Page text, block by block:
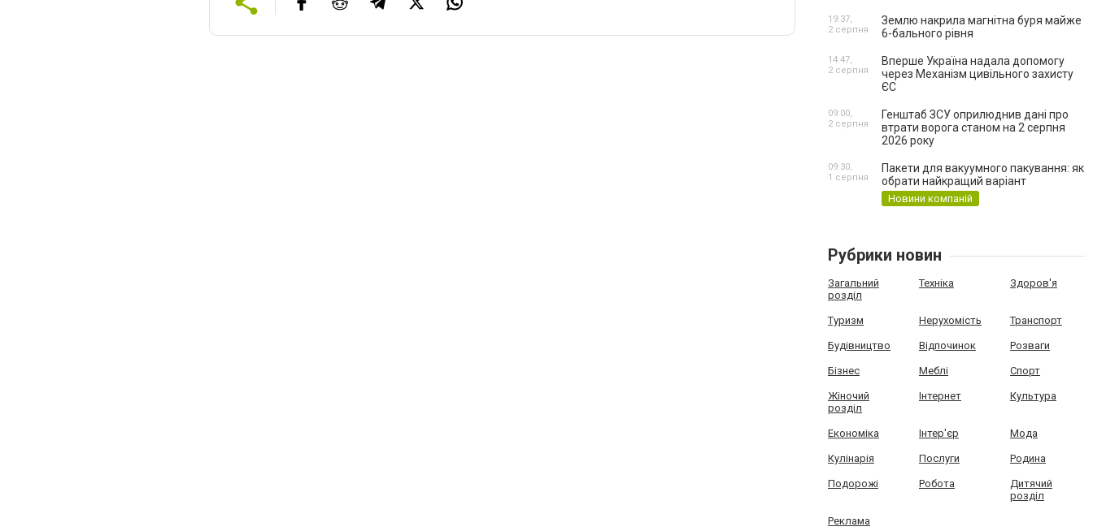
Землю накрила магнітна буря майже
6-бального рівня
19:37,
2 серпня
Вперше Україна надала допомогу
через Механізм цивільного захисту
ЄС
14:47,
2 серпня
Генштаб ЗСУ оприлюднив дані про
втрати ворога станом на 2 серпня
2026 року
09:00,
2 серпня
Пакети для вакуумного пакування: як
обрати найкращий варіант
Новини компаній
09:30,
1 серпня
Рубрики новин
Загальний
розділ
Техніка Здоров'я
Туризм Нерухомість Транспорт
Будівництво Відпочинок Розваги
Бізнес Меблі Спорт
Жіночий
розділ
Інтернет Культура
Економіка Інтер'єр Мода
Кулінарія Послуги Родина
Подорожі Робота
Дитячий
розділ
Реклама